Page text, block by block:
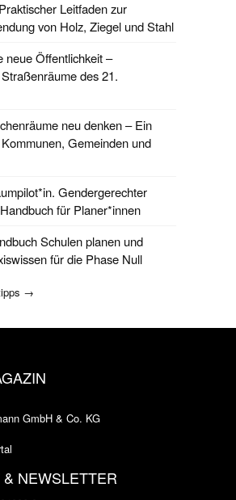
Leitfaden zur
von Holz, Ziegel und Stahl
neue Öffentlichkeit –
des 21.
neu denken – Ein
Gemeinden und
Gendergerechter
für Planer*innen
Schulen planen und
für die Phase Null
→
GmbH & Co. KG
& NEWSLETTER